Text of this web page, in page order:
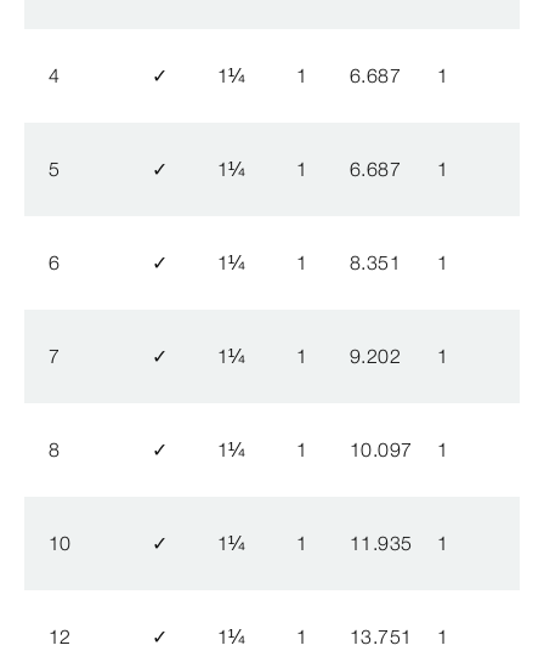
4 ✓ 1¼ 1 6.687 1
5 ✓ 1¼ 1 6.687 1
6 ✓ 1¼ 1 8.351 1
7 ✓ 1¼ 1 9.202 1
8 ✓ 1¼ 1 10.097 1
10 ✓ 1¼ 1 11.935 1
12 ✓ 1¼ 1 13.751 1